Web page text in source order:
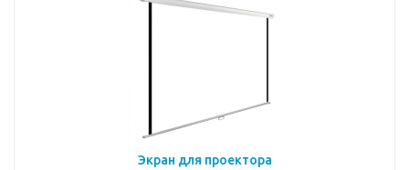
Экран для проектора